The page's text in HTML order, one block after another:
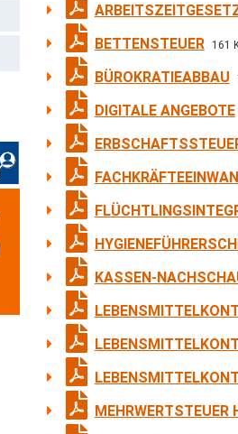
BETTENSTEUER 161
BÜROKRATIEABBAU
DIGITALE ANGEBOTE
KASSEN-
MEHRWERTSTEUER